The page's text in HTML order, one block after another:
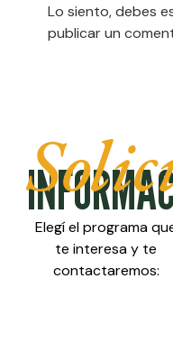
Lo siento, debes
publicar un
Elegí el programa
te interesa y te
contactaremos: